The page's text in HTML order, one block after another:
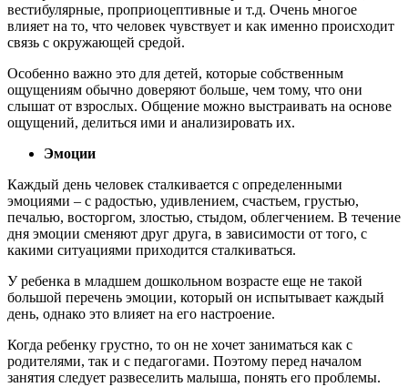
вестибулярные, проприоцептивные и т.д. Очень многое
влияет на то, что человек чувствует и как именно происходит
связь с окружающей средой.
Особенно важно это для детей, которые собственным
ощущениям обычно доверяют больше, чем тому, что они
слышат от взрослых. Общение можно выстраивать на основе
ощущений, делиться ими и анализировать их.
Эмоции
Каждый день человек сталкивается с определенными
эмоциями – с радостью, удивлением, счастьем, грустью,
печалью, восторгом, злостью, стыдом, облегчением. В течение
дня эмоции сменяют друг друга, в зависимости от того, с
какими ситуациями приходится сталкиваться.
У ребенка в младшем дошкольном возрасте еще не такой
большой перечень эмоции, который он испытывает каждый
день, однако это влияет на его настроение.
Когда ребенку грустно, то он не хочет заниматься как с
родителями, так и с педагогами. Поэтому перед началом
занятия следует развеселить малыша, понять его проблемы.